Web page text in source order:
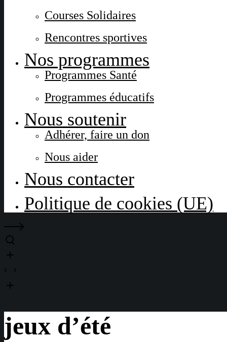
Courses Solidaires
Rencontres sportives
Nos programmes
Programmes Santé
Programmes éducatifs
Nous soutenir
Adhérer, faire un don
Nous aider
Nous contacter
Politique de cookies (UE)
jeux d’été